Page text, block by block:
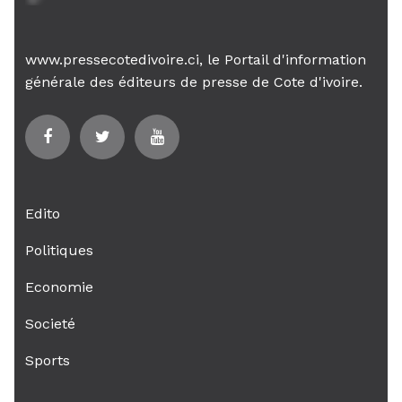
www.pressecotedivoire.ci, le Portail d'information
générale des éditeurs de presse de Cote d'ivoire.
Edito
Politiques
Economie
Societé
Sports